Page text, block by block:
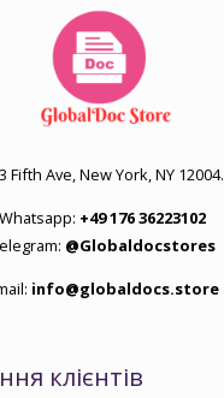
Fifth Ave, New York, NY 12004.
Whatsapp: +49 176 36223102
@Globaldocstores
info@globaldocs.store
клієнтів